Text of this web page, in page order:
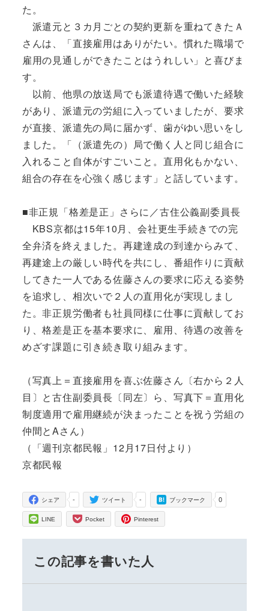
た。
派遣元と３カ月ごとの契約更新を重ねてきたＡ
さんは、「直接雇用はありがたい。慣れた職場で
雇用の見通しができたことはうれしい」と喜びま
す。
以前、他県の放送局でも派遣待遇で働いた経験
があり、派遣元の労組に入っていましたが、要求
が直接、派遣先の局に届かず、歯がゆい思いをし
ました。「（派遣先の）局で働く人と同じ組合に
入れること自体がすごいこと。直用化もかない、
組合の存在を心強く感じます」と話しています。
■非正規「格差是正」さらに／古住公義副委員長
KBS京都は15年10月、会社更生手続きでの完
全弁済を終えました。再建達成の到達からみて、
再建途上の厳しい時代を共にし、番組作りに貢献
してきた一人である佐藤さんの要求に応える姿勢
を追求し、相次いで２人の直用化が実現しまし
た。非正規労働者も社員同様に仕事に貢献してお
り、格差是正を基本要求に、雇用、待遇の改善を
めざす課題に引き続き取り組みます。
（写真上＝直接雇用を喜ぶ佐藤さん〔右から２人
目〕と古住副委員長〔同左〕ら、写真下＝直用化
制度適用で雇用継続が決まったことを祝う労組の
仲間とAさん）
（「週刊京都民報」12月17日付より）
京都民報
-
シェア -
ツイート 0
ブックマーク
LINE Pocket Pinterest
この記事を書いた人